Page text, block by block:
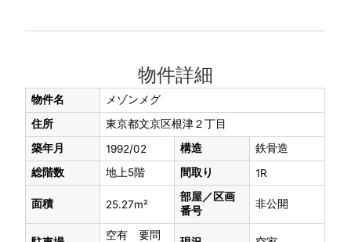
物件詳細
物件名
メゾンメグ
住所
東京都文京区根津２丁目
築年月
1992/02 構造
鉄骨造
総階数
地上5階 間取り 1R
面積 25.27m²
部屋／区画
番号
非公開
空有 要問